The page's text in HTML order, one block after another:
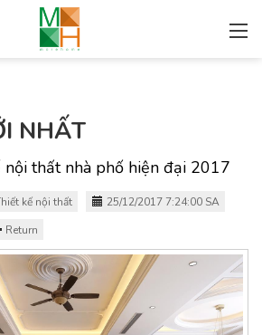
NHẤT
thất nhà phố hiện đại 2017
kế nội thất
25/12/2017 7:24:00 SA
Return